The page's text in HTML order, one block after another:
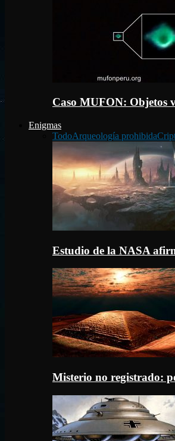
Caso MUFON: Objetos
Enigmas
TodoArqueología prohibida
Estudio de la NASA
Misterio no registrado: